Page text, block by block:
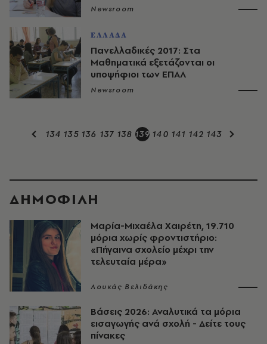
Newsroom
ΕΛΛΑΔΑ
Πανελλαδικές 2017: Στα
Μαθηματικά εξετάζονται οι
υποψήφιοι των ΕΠΑΛ
Newsroom
134 135 136 137 138 139 140 141 142 143
ΔΗΜΟΦΙΛΗ
Μαρία-Μιχαέλα Χαιρέτη, 19.710
μόρια χωρίς φροντιστήριο:
«Πήγαινα σχολείο μέχρι την
τελευταία μέρα»
Λουκάς Βελιδάκης
Βάσεις 2026: Αναλυτικά τα μόρια
εισαγωγής ανά σχολή - Δείτε τους
πίνακες